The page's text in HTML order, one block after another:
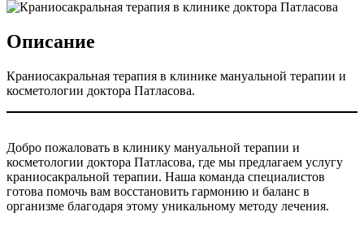
Описание
Краниосакральная терапия в клинике мануальной терапии и
косметологии доктора Патласова.
Добро пожаловать в клинику мануальной терапии и
косметологии доктора Патласова, где мы предлагаем услугу
краниосакральной терапии. Наша команда специалистов
готова помочь вам восстановить гармонию и баланс в
организме благодаря этому уникальному методу лечения.